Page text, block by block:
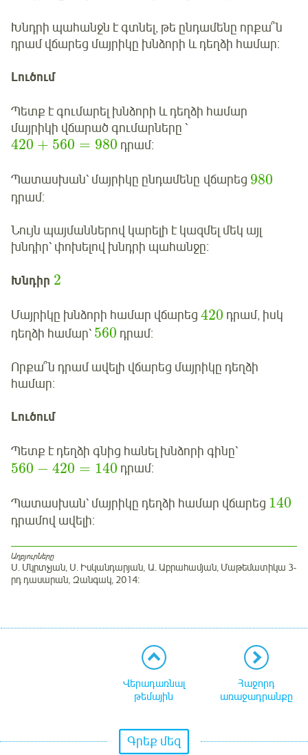
Խնդրի պահանջն է գտնել, թե ընդամենը որքա՞ն
դրամ վճարեց մայրիկը խնձորի և դեղձի համար:
Լուծում
Պետք է գումարել խնձորի և դեղձի համար
մայրիկի վճարած գումարները ՝
420 + 560 = 980 դրամ:
Պատասխան՝ մայրիկը ընդամենը վճարեց 980
դրամ:
Նույն պայմաններով կարելի է կազմել մեկ այլ
խնդիր՝ փոխելով խնդրի պահանջը:
Խնդիր 2
Մայրիկը խնձորի համար վճարեց 420 դրամ, իսկ
դեղձի համար՝ 560 դրամ:
Որքա՞ն դրամ ավելի վճարեց մայրիկը դեղձի
համար:
Լուծում
Պետք է դեղձի գնից հանել խնձորի գինը՝
560 − 420 = 140 դրամ:
Պատասխան՝ մայրիկը դեղձի համար վճարեց 140
դրամով ավելի:
Աղբյուրները
Ս. Մկրտչյան, Ս. Իսկանդարյան, Ա. Աբրահամյան, Մաթեմատիկա 3-
րդ դասարան, Զանգակ, 2014:
Վերադառնալ
թեմային
Հաջորդ
առաջադրանքը
Գրեք մեզ